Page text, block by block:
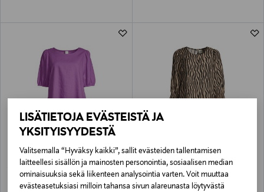
LISÄTIETOJA EVÄSTEISTÄ JA
YKSITYISYYDESTÄ
Valitsemalla “Hyväksy kaikki”, sallit evästeiden tallentamisen
laitteellesi sisällön ja mainosten personointia, sosiaalisen median
ominaisuuksia sekä liikenteen analysointia varten. Voit muuttaa
evästeasetuksiasi milloin tahansa sivun alareunasta löytyvästä
ALE –60%
NOOM
Galliana-pusero
Discounted Price
15,90 €
NOOM
Discounted Price
19,90 €